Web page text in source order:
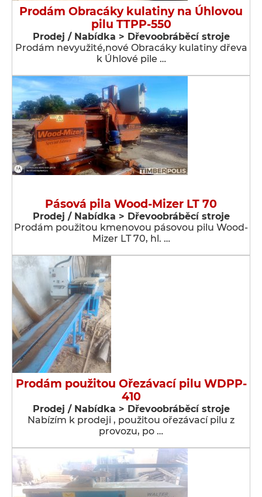
Prodám Obracáky kulatiny na Úhlovou
pilu TTPP-550
Prodej / Nabídka > Dřevoobráběcí stroje
Prodám nevyužité,nové Obracáky kulatiny dřeva
k Úhlové pile …
Pásová pila Wood-Mizer LT 70
Prodej / Nabídka > Dřevoobráběcí stroje
Prodám použitou kmenovou pásovou pilu Wood-
Mizer LT 70, hl. …
Prodám použitou Ořezávací pilu WDPP-
410
Prodej / Nabídka > Dřevoobráběcí stroje
Nabízím k prodeji , použitou ořezávací pilu z
provozu, po …